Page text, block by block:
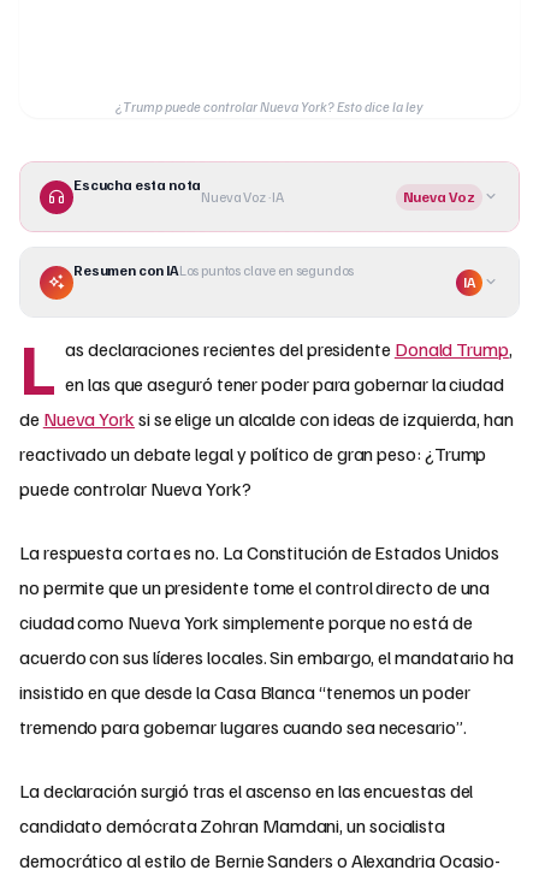
¿Trump puede controlar Nueva York? Esto dice la ley
Escucha esta nota
Nueva Voz · IA Nueva Voz
Resumen con IALos puntos clave en segundos
IA
L as declaraciones recientes del presidente Donald Trump,
en las que aseguró tener poder para gobernar la ciudad
de Nueva York si se elige un alcalde con ideas de izquierda, han
reactivado un debate legal y político de gran peso: ¿Trump
puede controlar Nueva York?
La respuesta corta es no. La Constitución de Estados Unidos
no permite que un presidente tome el control directo de una
ciudad como Nueva York simplemente porque no está de
acuerdo con sus líderes locales. Sin embargo, el mandatario ha
insistido en que desde la Casa Blanca “tenemos un poder
tremendo para gobernar lugares cuando sea necesario”.
La declaración surgió tras el ascenso en las encuestas del
candidato demócrata Zohran Mamdani, un socialista
democrático al estilo de Bernie Sanders o Alexandria Ocasio-